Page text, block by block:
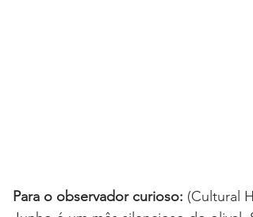
Para o observador curioso: (Cultural